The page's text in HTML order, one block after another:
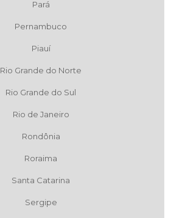
Pará
Pernambuco
Piauí
Rio Grande do Norte
Rio Grande do Sul
Rio de Janeiro
Rondônia
Roraima
Santa Catarina
Sergipe